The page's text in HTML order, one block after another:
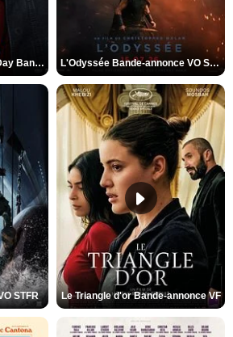
Spider-Man: Brand New Day Bande-annonce VO STFR L'Odyssée Bande-annonce VO STFR
STFR Le Triangle d'or Bande-annonce VF